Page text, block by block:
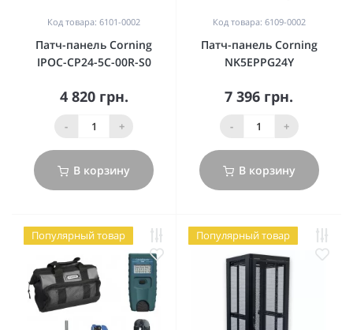
Код товара: 6101-0002
Патч-панель Corning
IPOC-CP24-5C-00R-S0
4 820 грн.
- +
В корзину
Код товара: 6109-0002
Патч-панель Corning
NK5EPPG24Y
7 396 грн.
- +
В корзину
Популярный товар Популярный товар